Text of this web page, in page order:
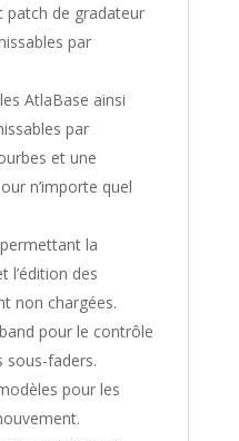
patch de gradateur
par
AtlaBase ainsi
par
et une
n’importe quel
la
l’édition des
non chargées.
pour le contrôle
sous-faders.
pour les